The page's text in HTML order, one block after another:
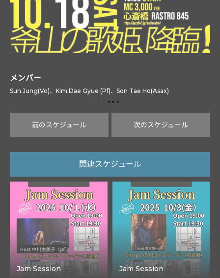
メンバー
Sun Jung(Vo)、Kim Dae Gyue (Pf)、Son Tae Ho(Asax)
前のスケジュール 次のスケジュール
関連スケジュール
Jam Session Jam Session